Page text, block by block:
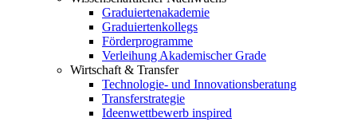
Graduiertenakademie
Graduiertenkollegs
Förderprogramme
Verleihung Akademischer Grade
Wirtschaft & Transfer
Technologie- und Innovationsberatung
Transferstrategie
Ideenwettbewerb inspired